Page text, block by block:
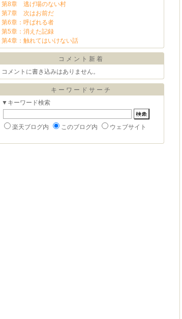
第8章 逃げ場のない村
第7章 次はお前だ
第6章：呼ばれる者
第5章：消えた記録
第4章：触れてはいけない話
コメント新着
コメントに書き込みはありません。
キーワードサーチ
▼キーワード検索
楽天ブログ内 このブログ内 ウェブサイト